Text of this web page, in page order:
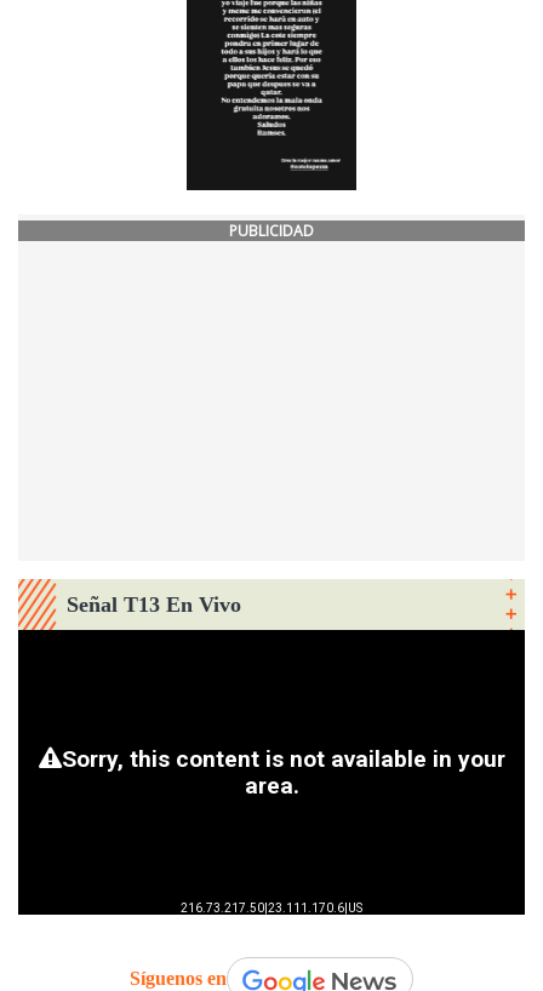
PUBLICIDAD
Señal T13 En Vivo
Síguenos en